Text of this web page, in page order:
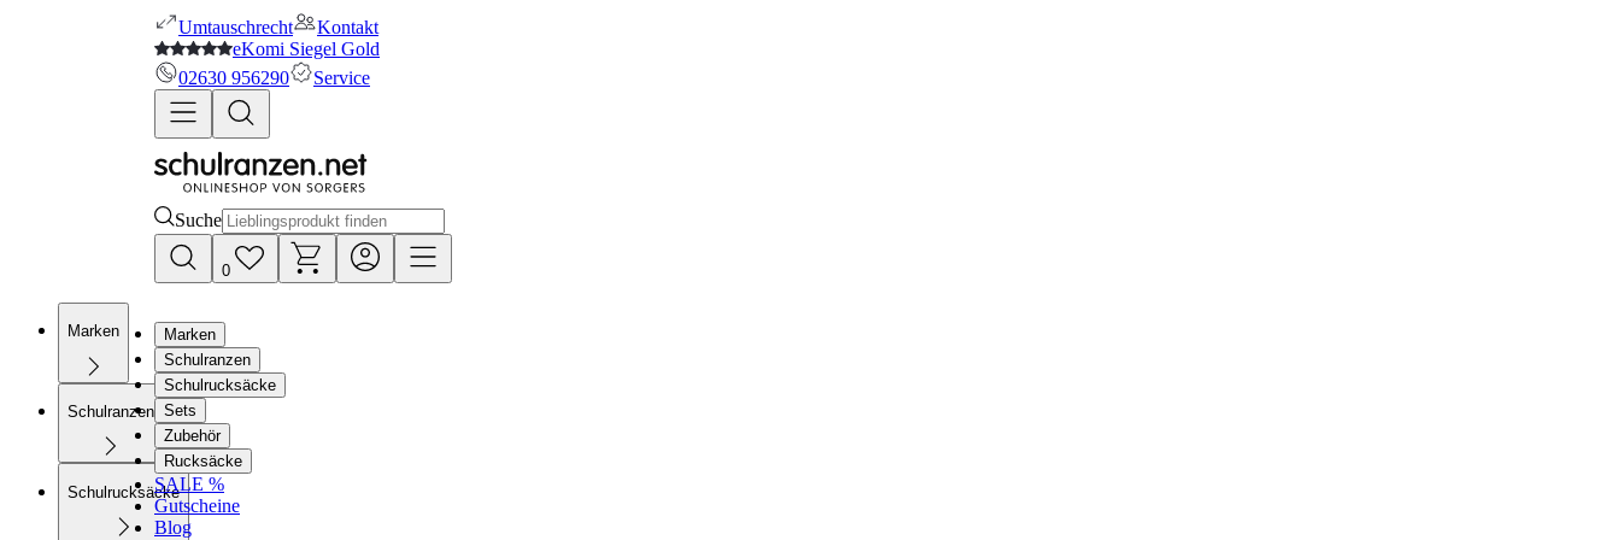
Umtauschrecht
Kontakt
eKomi Siegel Gold
02630 956290
Service
Suche
0
Marken
Schulranzen
Schulrucksäcke
Marken
Schulranzen
Schulrucksäcke
Sets
Zubehör
Rucksäcke
SALE %
Gutscheine
Blog